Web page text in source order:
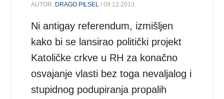
AUTOR: DRAGO PILSEL / 09.12.2013.
Ni antigay referendum, izmišljen
kako bi se lansirao politički projekt
Katoličke crkve u RH za konačno
osvajanje vlasti bez toga nevaljalog i
stupidnog podupiranja propalih